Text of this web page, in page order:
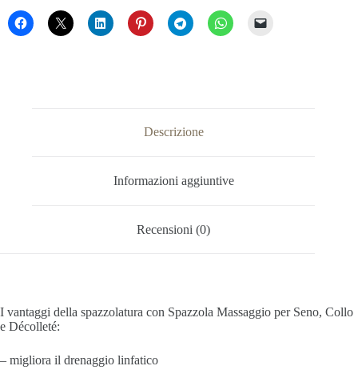
Décolleté
quantità
Descrizione
Informazioni aggiuntive
Recensioni (0)
I vantaggi della spazzolatura con Spazzola Massaggio per Seno, Collo
e Décolleté:
– migliora il drenaggio linfatico